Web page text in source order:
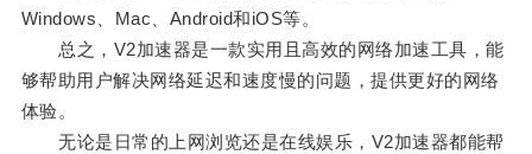
Windows、Mac、Android和iOS等。
总之，V2加速器是一款实用且高效的网络加速工具，能
够帮助用户解决网络延迟和速度慢的问题，提供更好的网络
体验。
无论是日常的上网浏览还是在线娱乐，V2加速器都能帮